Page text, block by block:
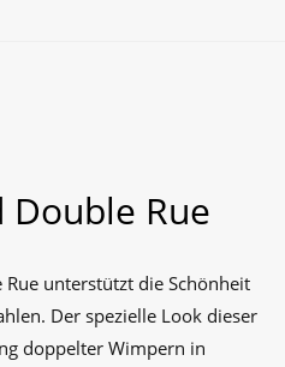
Rue
unterstützt die Schönheit
Der spezielle Look dieser
doppelter Wimpern in